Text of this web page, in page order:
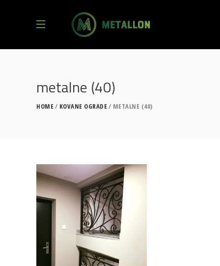
metalne (40)
HOME KOVANE OGRADE METALNE (40)